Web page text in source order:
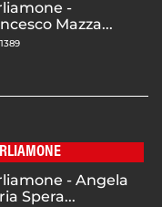
-
Mazza...
1389
- Angela
Spera...